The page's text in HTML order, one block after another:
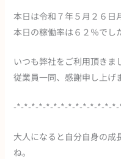
本日は令和７年５月２６日
本日の稼働率は６２％でし
いつも弊社をご利用頂きま
従業員一同、感謝申し上げ
-*-*-*-*-*-*-*-*-*-*-*-*-*-
大人になると自分自身の成
ね。